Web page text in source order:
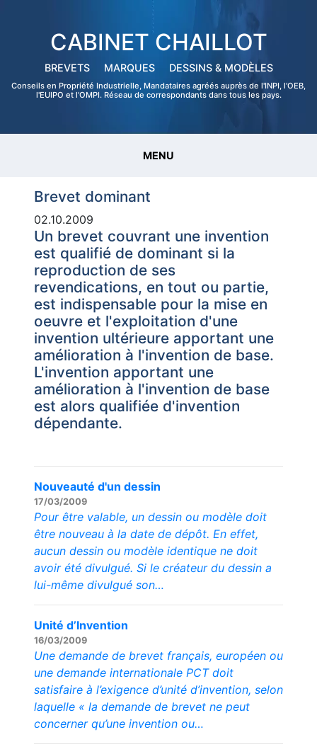
CABINET CHAILLOT
BREVETS MARQUES DESSINS & MODÈLES
Conseils en Propriété Industrielle, Mandataires agréés auprès de l'INPI, l'OEB,
l'EUIPO et l'OMPI. Réseau de correspondants dans tous les pays.
MENU
Brevet dominant
02.10.2009
Un brevet couvrant une invention
est qualifié de dominant si la
reproduction de ses
revendications, en tout ou partie,
est indispensable pour la mise en
oeuvre et l'exploitation d'une
invention ultérieure apportant une
amélioration à l'invention de base.
L'invention apportant une
amélioration à l'invention de base
est alors qualifiée d'invention
dépendante.
Nouveauté d'un dessin
17/03/2009
Pour être valable, un dessin ou modèle doit
être nouveau à la date de dépôt. En effet,
aucun dessin ou modèle identique ne doit
avoir été divulgué. Si le créateur du dessin a
lui-même divulgué son…
Unité d’Invention
16/03/2009
Une demande de brevet français, européen ou
une demande internationale PCT doit
satisfaire à l’exigence d’unité d’invention, selon
laquelle « la demande de brevet ne peut
concerner qu’une invention ou…